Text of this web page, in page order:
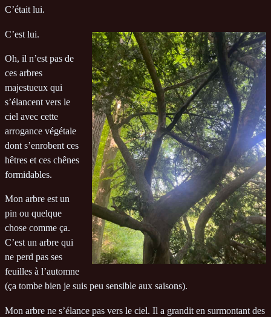
C’était lui.
C’est lui.
Oh, il n’est pas de
ces arbres
majestueux qui
s’élancent vers le
ciel avec cette
arrogance végétale
dont s’enrobent ces
hêtres et ces chênes
formidables.
Mon arbre est un
pin ou quelque
chose comme ça.
C’est un arbre qui
ne perd pas ses
feuilles à l’automne
(ça tombe bien je suis peu sensible aux saisons).
Mon arbre ne s’élance pas vers le ciel. Il a grandit en surmontant des